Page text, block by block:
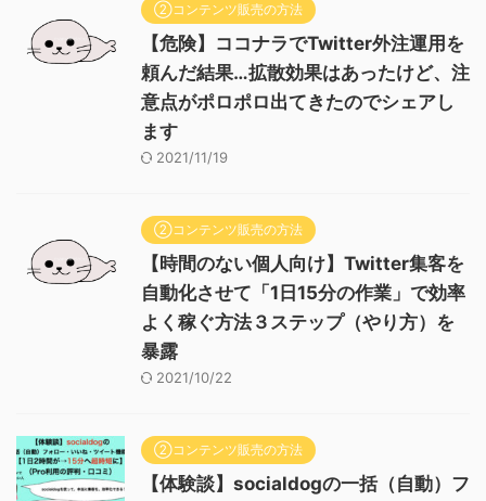
②コンテンツ販売の方法
【危険】ココナラでTwitter外注運用を
頼んだ結果…拡散効果はあったけど、注
意点がポロポロ出てきたのでシェアし
ます
2021/11/19
②コンテンツ販売の方法
【時間のない個人向け】Twitter集客を
自動化させて「1日15分の作業」で効率
よく稼ぐ方法３ステップ（やり方）を
暴露
2021/10/22
②コンテンツ販売の方法
【体験談】socialdogの一括（自動）フ